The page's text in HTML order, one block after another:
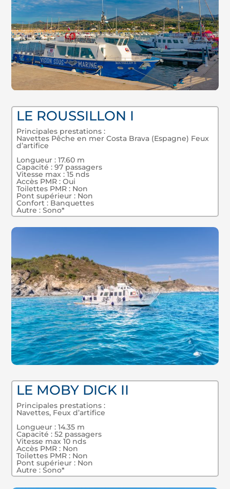
LE ROUSSILLON I
Principales prestations :
Navettes Pêche en mer Costa Brava (Espagne) Feux
d’artifice
Longueur : 17.60 m
Capacité : 97 passagers
Vitesse max : 15 nds
Accès PMR : Oui
Toilettes PMR : Non
Pont supérieur : Non
Confort : Banquettes
Autre : Sono*
LE MOBY DICK II
Principales prestations :
Navettes, Feux d’artifice
Longueur : 14.35 m
Capacité : 52 passagers
Vitesse max 10 nds
Accès PMR : Non
Toilettes PMR : Non
Pont supérieur : Non
Autre : Sono*